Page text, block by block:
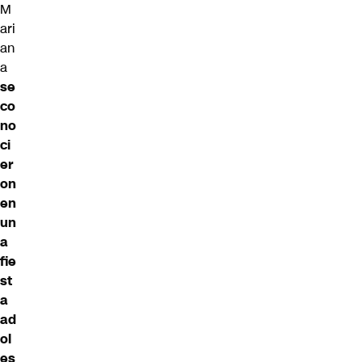
M
ari
an
a
se
co
no
ci
er
on
en
un
a
fie
st
a
ad
ol
es